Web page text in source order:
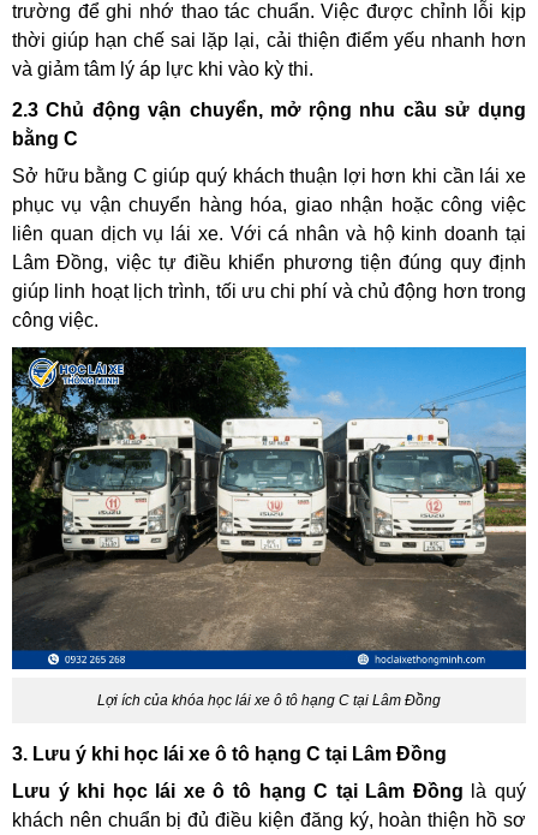
trường để ghi nhớ thao tác chuẩn. Việc được chỉnh lỗi kịp
thời giúp hạn chế sai lặp lại, cải thiện điểm yếu nhanh hơn
và giảm tâm lý áp lực khi vào kỳ thi.
2.3 Chủ động vận chuyển, mở rộng nhu cầu sử dụng
bằng C
Sở hữu bằng C giúp quý khách thuận lợi hơn khi cần lái xe
phục vụ vận chuyển hàng hóa, giao nhận hoặc công việc
liên quan dịch vụ lái xe. Với cá nhân và hộ kinh doanh tại
Lâm Đồng, việc tự điều khiển phương tiện đúng quy định
giúp linh hoạt lịch trình, tối ưu chi phí và chủ động hơn trong
công việc.
Lợi ích của khóa học lái xe ô tô hạng C tại Lâm Đồng
3. Lưu ý khi học lái xe ô tô hạng C tại Lâm Đồng
Lưu ý khi học lái xe ô tô hạng C tại Lâm Đồng là quý
khách nên chuẩn bị đủ điều kiện đăng ký, hoàn thiện hồ sơ